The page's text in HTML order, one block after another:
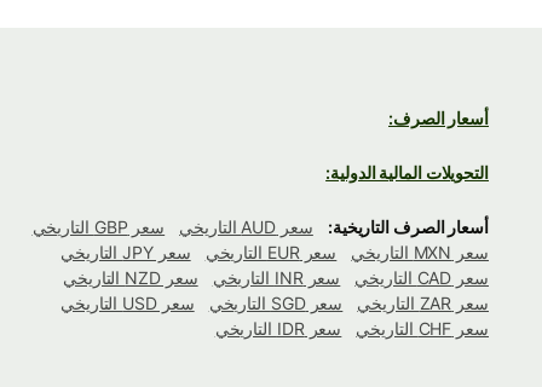
أسعار الصرف:
التحويلات المالية الدولية:
أسعار الصرف التاريخية: سعر AUD التاريخي
سعر GBP التاريخي
سعر MXN التاريخي
سعر EUR التاريخي
سعر JPY التاريخي
سعر CAD التاريخي
سعر INR التاريخي
سعر NZD التاريخي
سعر ZAR التاريخي
سعر SGD التاريخي
سعر USD التاريخي
سعر CHF التاريخي
سعر IDR التاريخي